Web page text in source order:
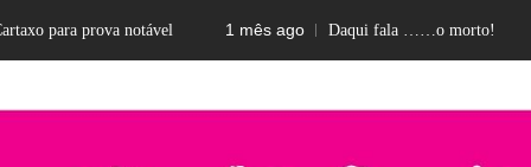
para prova notável 1 mês ago Daqui fala ……o morto!